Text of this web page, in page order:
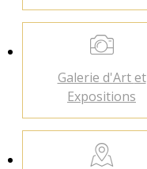
Galerie d'Artet
Expositions